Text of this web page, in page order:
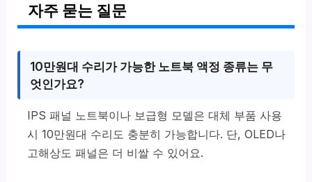
자주 묻는 질문
10만원대 수리가 가능한 노트북 액정 종류는 무
엇인가요?
IPS 패널 노트북이나 보급형 모델은 대체 부품 사용
시 10만원대 수리도 충분히 가능합니다. 단, OLED나
고해상도 패널은 더 비쌀 수 있어요.